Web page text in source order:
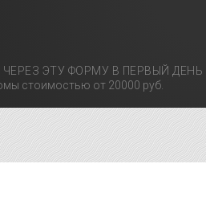
ЭТУ ФОРМУ В ПЕРВЫЙ
стоимостью от 20000 руб.